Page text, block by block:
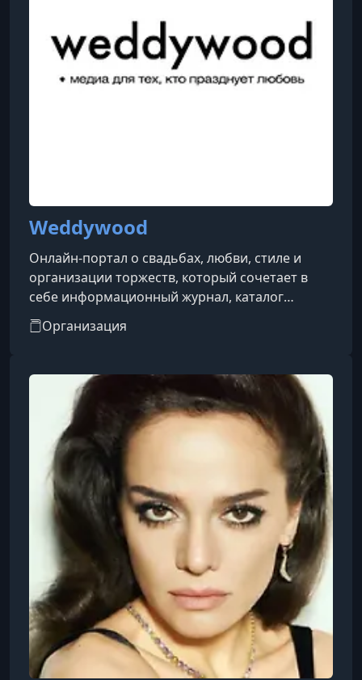
Weddywood
Онлайн-портал о свадьбах, любви, стиле и
организации торжеств, который сочетает в
себе информационный журнал, каталог
профессионалов и платформу вдохновения
для будущих молодожёнов. Сайт публикует
подготовке, тренды, идеи оформления, а также
предоставляет удобный каталог с профилями
свадебных подрядчиков — от фотографов и
организаторов до декораторов и площадок,
где можно выбрать команду для своей
свадьбы по
Организация